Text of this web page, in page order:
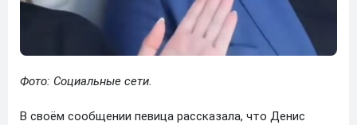
Фото: Социальные сети.
В своём сообщении певица рассказала, что Денис